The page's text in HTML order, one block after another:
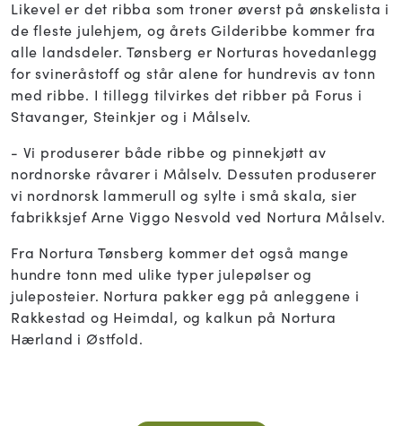
Likevel er det ribba som troner øverst på ønskelista i
de fleste julehjem, og årets Gilderibbe kommer fra
alle landsdeler. Tønsberg er Norturas hovedanlegg
for svineråstoff og står alene for hundrevis av tonn
med ribbe. I tillegg tilvirkes det ribber på Forus i
Stavanger, Steinkjer og i Målselv.
- Vi produserer både ribbe og pinnekjøtt av
nordnorske råvarer i Målselv. Dessuten produserer
vi nordnorsk lammerull og sylte i små skala, sier
fabrikksjef Arne Viggo Nesvold ved Nortura Målselv.
Fra Nortura Tønsberg kommer det også mange
hundre tonn med ulike typer julepølser og
juleposteier. Nortura pakker egg på anleggene i
Rakkestad og Heimdal, og kalkun på Nortura
Hærland i Østfold.